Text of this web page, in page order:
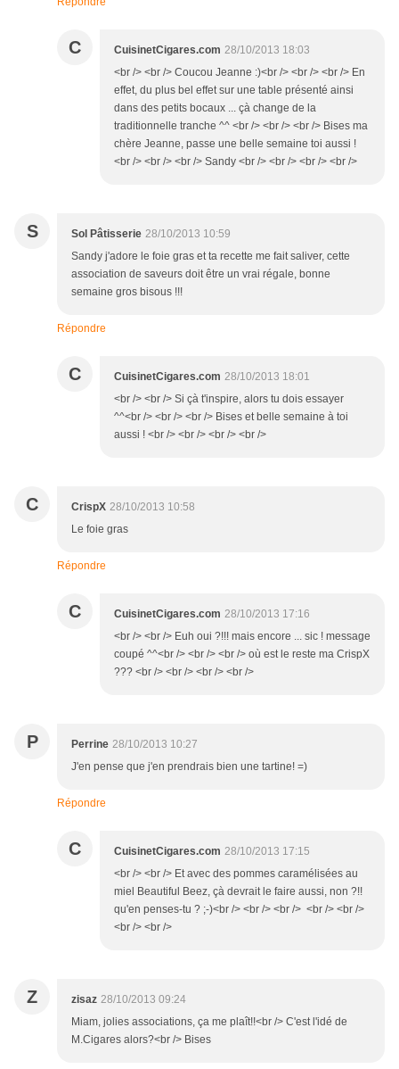
C CuisinetCigares.com 28/10/2013 18:03
<br /> <br /> Coucou Jeanne :)<br /> <br /> <br /> En
effet, du plus bel effet sur une table présenté ainsi
dans des petits bocaux ... çà change de la
traditionnelle tranche ^^ <br /> <br /> <br /> Bises ma
chère Jeanne, passe une belle semaine toi aussi !
<br /> <br /> <br /> Sandy <br /> <br /> <br /> <br />
S Sol Pâtisserie 28/10/2013 10:59
Sandy j'adore le foie gras et ta recette me fait saliver, cette
association de saveurs doit être un vrai régale, bonne
semaine gros bisous !!!
Répondre
C CuisinetCigares.com 28/10/2013 18:01
<br /> <br /> Si çà t'inspire, alors tu dois essayer
^^<br /> <br /> <br /> Bises et belle semaine à toi
aussi ! <br /> <br /> <br /> <br />
C CrispX 28/10/2013 10:58
Le foie gras
Répondre
C CuisinetCigares.com 28/10/2013 17:16
<br /> <br /> Euh oui ?!!! mais encore ... sic ! message
coupé ^^<br /> <br /> <br /> où est le reste ma CrispX
??? <br /> <br /> <br /> <br />
P Perrine 28/10/2013 10:27
J'en pense que j'en prendrais bien une tartine! =)
Répondre
C CuisinetCigares.com 28/10/2013 17:15
<br /> <br /> Et avec des pommes caramélisées au
miel Beautiful Beez, çà devrait le faire aussi, non ?!!
qu'en penses-tu ? ;-)<br /> <br /> <br /> <br /> <br />
<br /> <br />
Z zisaz 28/10/2013 09:24
Miam, jolies associations, ça me plaît!!<br /> C'est l'idé de
M.Cigares alors?<br /> Bises